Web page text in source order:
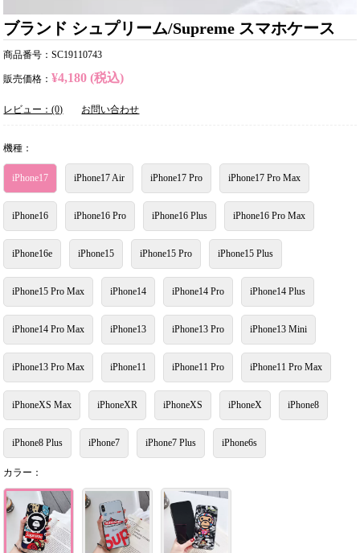
ブランド シュプリーム/Supreme スマホケース
商品番号：SC19110743
販売価格： ¥4,180 (税込)
レビュー：(0) お問い合わせ
機種：
iPhone17 iPhone17 Air iPhone17 Pro iPhone17 Pro Max
iPhone16 iPhone16 Pro iPhone16 Plus iPhone16 Pro Max
iPhone16e iPhone15 iPhone15 Pro iPhone15 Plus
iPhone15 Pro Max iPhone14 iPhone14 Pro iPhone14 Plus
iPhone14 Pro Max iPhone13 iPhone13 Pro iPhone13 Mini
iPhone13 Pro Max iPhone11 iPhone11 Pro iPhone11 Pro Max
iPhoneXS Max iPhoneXR iPhoneXS iPhoneX iPhone8
iPhone8 Plus iPhone7 iPhone7 Plus iPhone6s
カラー：